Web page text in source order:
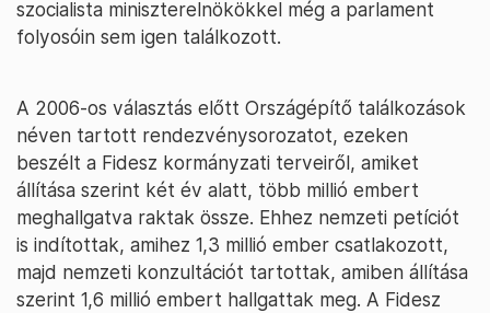
szocialista miniszterelnökökkel még a parlament
folyosóin sem igen találkozott.
A 2006-os választás előtt Országépítő találkozások
néven tartott rendezvénysorozatot, ezeken
beszélt a Fidesz kormányzati terveiről, amiket
állítása szerint két év alatt, több millió embert
meghallgatva raktak össze. Ehhez nemzeti petíciót
is indítottak, amihez 1,3 millió ember csatlakozott,
majd nemzeti konzultációt tartottak, amiben állítása
szerint 1,6 millió embert hallgattak meg. A Fidesz